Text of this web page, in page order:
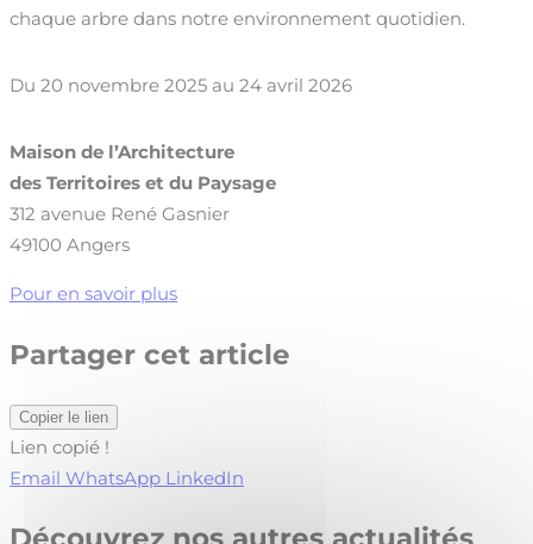
chaque arbre dans notre environnement quotidien.
Du 20 novembre 2025 au 24 avril 2026
Maison de l’Architecture
des Territoires et du Paysage
312 avenue René Gasnier
49100 Angers
Pour en savoir plus
Partager cet article
Copier le lien
Lien copié !
Email WhatsApp LinkedIn